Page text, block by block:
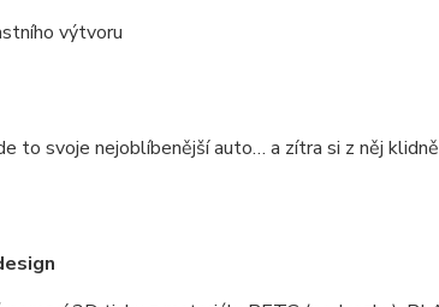
výtvoru
to svoje nejoblíbenější auto… a zítra si z něj